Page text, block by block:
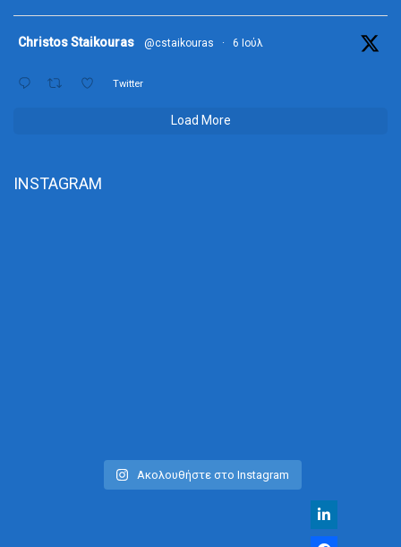
Christos Staikouras @cstaikouras · 6 Ιούλ
Twitter
Load More
INSTAGRAM
Ακολουθήστε στο Instagram